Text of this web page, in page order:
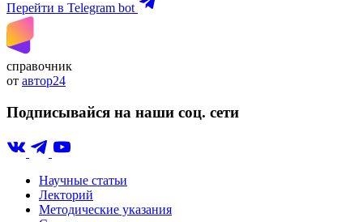
Перейти в Telegram bot
справочник
от автор24
Подписывайся на наши соц. сети
Научные статьи
Лекторий
Методические указания